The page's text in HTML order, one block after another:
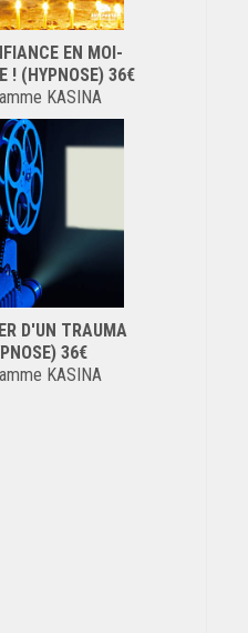
EN MOI-
! (HYPNOSE) 36€
KASINA
D'UN TRAUMA
36€
KASINA